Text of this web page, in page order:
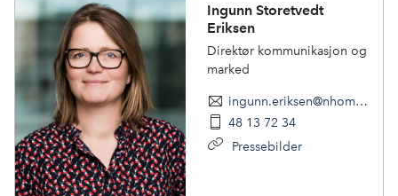
Ingunn Storetvedt
Eriksen
Direktør kommunikasjon og
marked
ingunn.eriksen@nhomd.no
48 13 72 34
Pressebilder